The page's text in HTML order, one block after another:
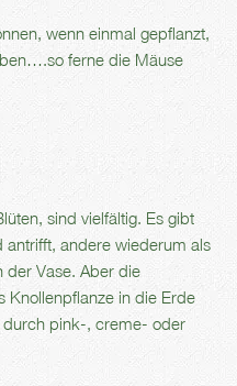
wenn einmal gepflanzt,
ferne die Mäuse
sind vielfältig. Es gibt
andere wiederum als
der Vase. Aber die
Knollenpflanze in die Erde
durch pink-, creme- oder